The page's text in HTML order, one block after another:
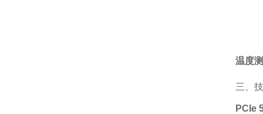
温度
三、
PCIe